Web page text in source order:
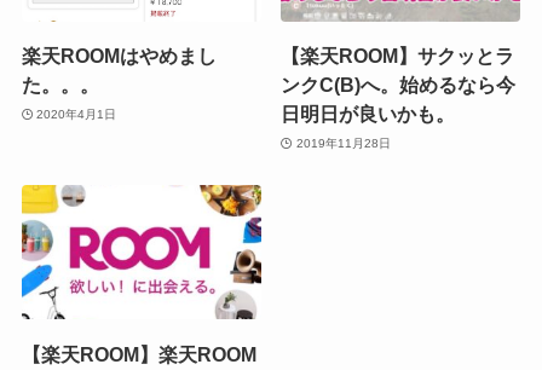
楽天ROOMはやめまし
た。。。
2020年4月1日
【楽天ROOM】サクッとラ
ンクC(B)へ。始めるなら今
日明日が良いかも。
2019年11月28日
【楽天ROOM】楽天ROOM